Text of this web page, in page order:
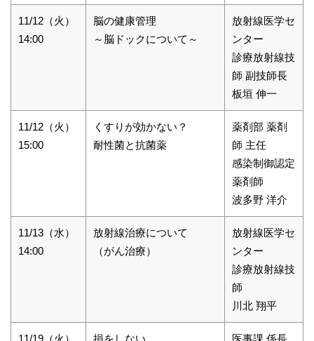
11/12（火）
14:00
脳の健康管理
～脳ドックについて～
放射線医学セ
ンター
診療放射線技
師 副技師長
板垣 伸一
11/12（火）
15:00
くすりが効かない？
耐性菌と抗菌薬
薬剤部 薬剤
師 主任
感染制御認定
薬剤師
波多野 洋介
11/13（水）
14:00
放射線治療について
（がん治療）
放射線医学セ
ンター
診療放射線技
師
川北 翔平